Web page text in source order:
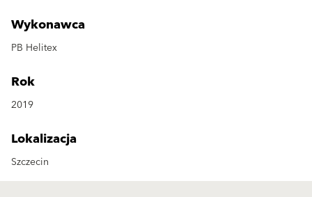
Wykonawca
PB Helitex
Rok
2019
Lokalizacja
Szczecin